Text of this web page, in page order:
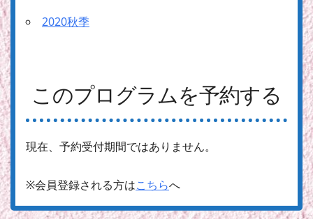
2020秋季
このプログラムを予約する
現在、予約受付期間ではありません。
※会員登録される方はこちらへ